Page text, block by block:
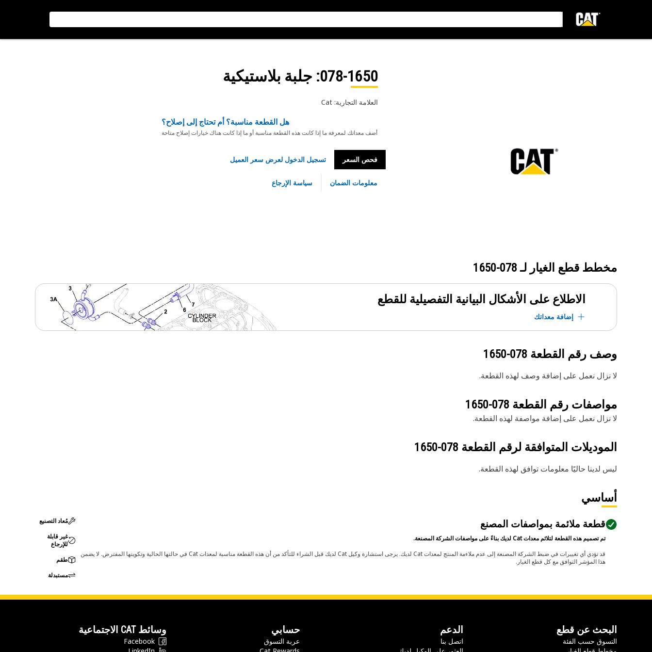
078-1650: جلبة بلاستيكية
العلامة التجارية: Cat
هل القطعة مناسبة؟ أم تحتاج إلى إصلاح؟
أضف معداتك لمعرفة ما إذا كانت هذه القطعة مناسبة أو ما إذا كانت هناك خيارات إصلاح متاحة
فحص السعر تسجيل الدخول لعرض سعر العميل
معلومات الضمان سياسة الإرجاع
مخطط قطع الغيار لـ 078-1650
الاطلاع على الأشكال البيانية التفصيلية للقطع
إضافة معداتك
وصف رقم القطعة 078-1650
لا نزال نعمل على إضافة وصف لهذه القطعة.
مواصفات رقم القطعة 078-1650
لا نزال نعمل على إضافة مواصفة لهذه القطعة.
الموديلات المتوافقة لرقم القطعة 078-1650
ليس لدينا حاليًا معلومات توافق لهذه القطعة.
أساسي
قطعة ملائمة بمواصفات المصنع
تم تصميم هذه القطعة لتلائم معدات Cat لديك بناءً على مواصفات الشركة المصنعة.
قد تؤدي أي تغييرات في ضبط الشركة المصنعة إلى عدم ملاءمة المنتج لمعدات Cat لديك. يرجى استشارة وكيل Cat لديك قبل الشراء للتأكد من أن هذه القطعة مناسبة لمعدات Cat في حالتها الحالية وتكوينها المفترض. لا يضمن
هذا المؤشر التوافق مع كل قطع الغيار.
مُعاد التصنيع
غير قابلة
للإرجاع
طقم
مستبدلة
البحث عن قطع
التسوق حسب الفئة
الدعم
اتصل بنا
حسابي
عربة التسوق
وسائط CAT الاجتماعية
Facebook